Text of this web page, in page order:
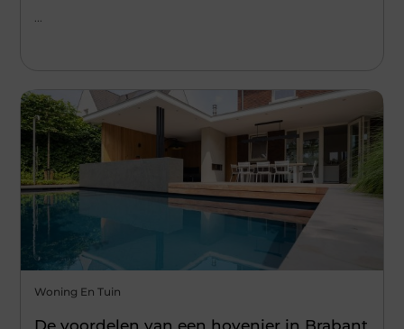
Woning En Tuin